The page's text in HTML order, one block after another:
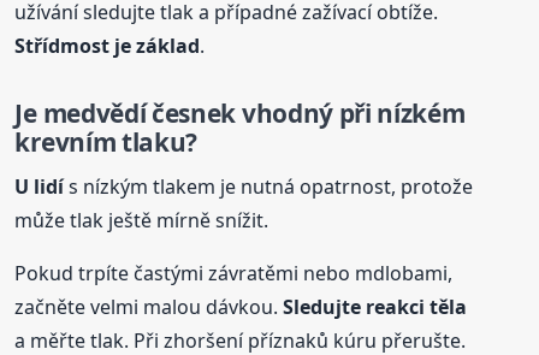
užívání sledujte tlak a případné zažívací obtíže.
Střídmost je základ.
Je medvědí česnek vhodný při nízkém
krevním tlaku?
U lidís nízkým tlakem je nutná opatrnost, protože
může tlak ještě mírně snížit.
Pokud trpíte častými závratěmi nebo mdlobami,
začněte velmi malou dávkou.Sledujte reakci těla
a měřte tlak. Při zhoršení příznaků kúru přerušte.